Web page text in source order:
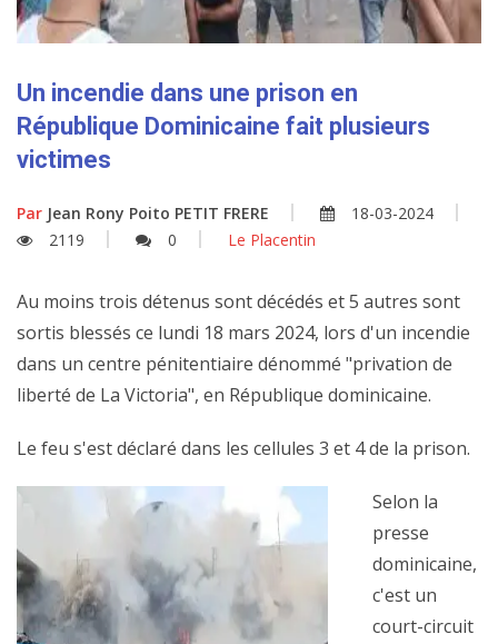
Un incendie dans une prison en
République Dominicaine fait plusieurs
victimes
Par Jean Rony Poito PETIT FRERE
18-03-2024
2119
0 Le Placentin
Au moins trois détenus sont décédés et 5 autres sont
sortis blessés ce lundi 18 mars 2024, lors d'un incendie
dans un centre pénitentiaire dénommé "privation de
liberté de La Victoria", en République dominicaine.
Le feu s'est déclaré dans les cellules 3 et 4 de la prison.
Selon la
presse
dominicaine,
c'est un
court-circuit